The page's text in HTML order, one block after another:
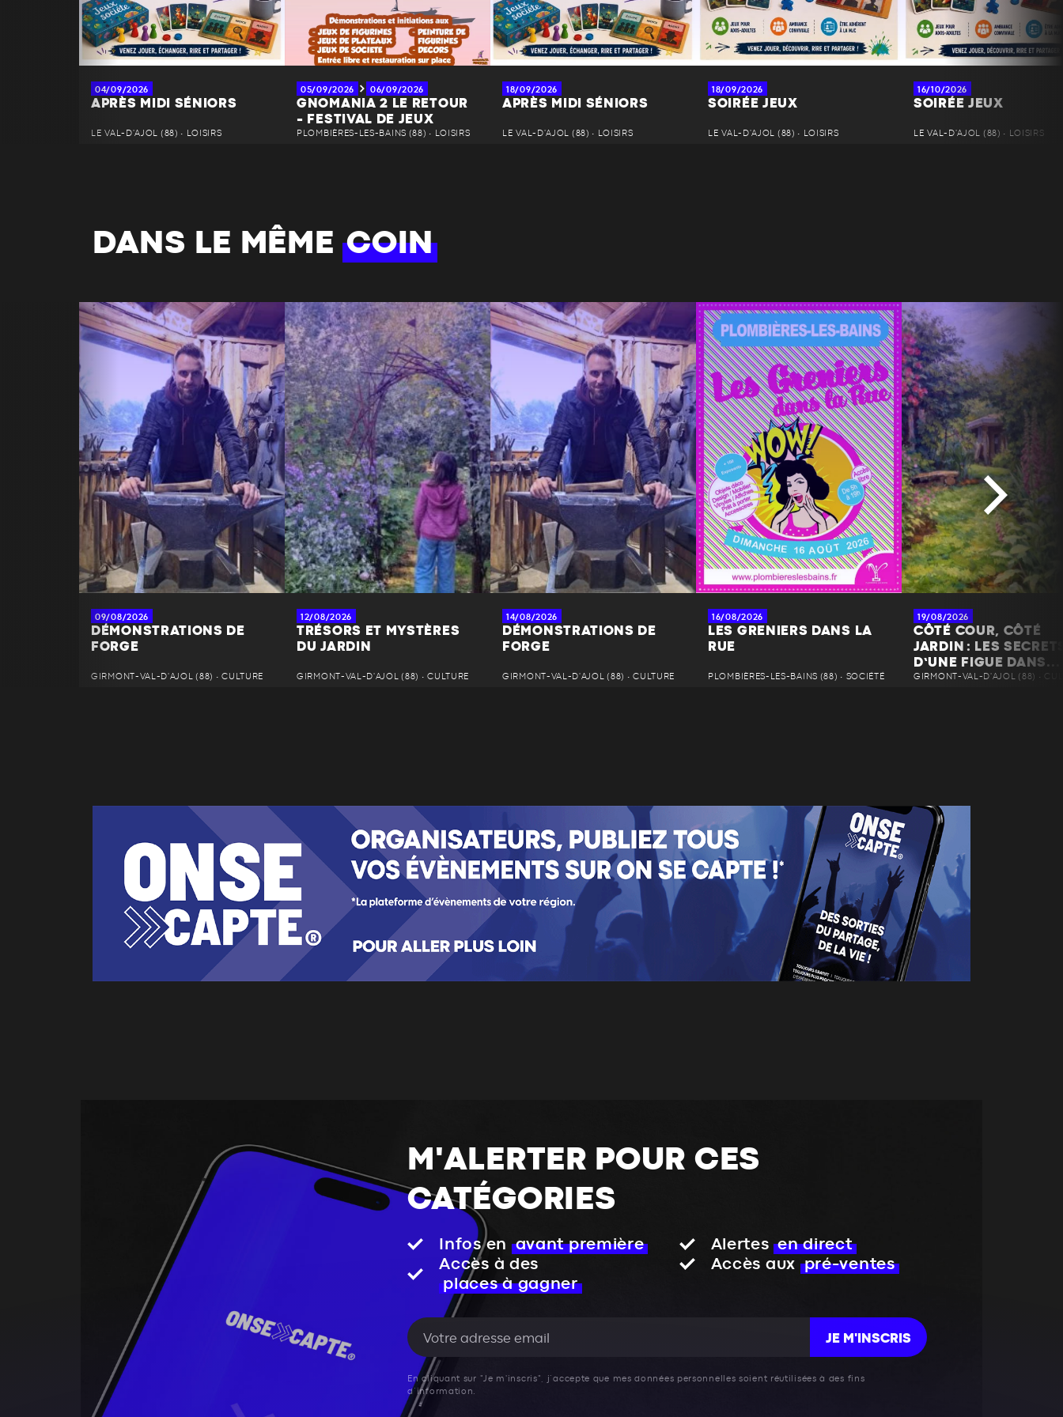
04/09/2026
APRÈS MIDI SÉNIORS
LE VAL-D'AJOL (88) • LOISIRS
05/09/2026 06/09/2026
GNOMANIA 2 LE RETOUR
- FESTIVAL DE JEUX
PLOMBIÈRES-LES-BAINS (88) • LOISIRS
18/09/2026
APRÈS MIDI SÉNIORS
LE VAL-D'AJOL (88) • LOISIRS
18/09/2026
SOIRÉE JEUX
LE VAL-D'AJOL (88) • LOISIRS
16/10/2026
SOIRÉE JEUX
LE VAL-D'AJOL (88) • LOISIRS
DANS LE MÊMECOIN
09/08/2026
DÉMONSTRATIONS DE
FORGE
GIRMONT-VAL-D'AJOL (88) • CULTURE
12/08/2026
TRÉSORS ET MYSTÈRES
DU JARDIN
GIRMONT-VAL-D'AJOL (88) • CULTURE
14/08/2026
DÉMONSTRATIONS DE
FORGE
GIRMONT-VAL-D'AJOL (88) • CULTURE
16/08/2026
LES GRENIERS DANS LA
RUE
PLOMBIÈRES-LES-BAINS (88) • SOCIÉTÉ
19/08/2026
CÔTÉ COUR, CÔTÉ
JARDIN : LES
D’UNE FIGUE DANS...
GIRMONT-VAL-D'AJOL (88) •
M'ALERTER POUR CES
CATÉGORIES
Infos en avant première Alertes en direct
Accès à des
places à gagner
Accès aux pré-ventes
JE M'INSCRIS
En cliquant sur "Je m'inscris", j’accepte que mes données personnelles soient réutilisées à des fins
d’information.